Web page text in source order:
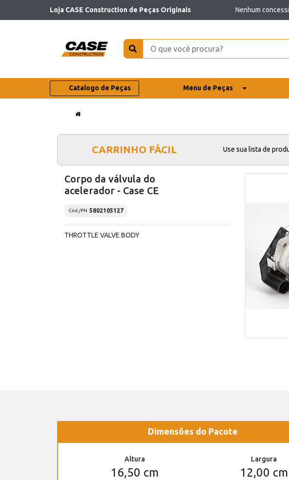
Loja CASE Construction de Peças Originais Nenhum
Catalogo de Peças Menu de Peças
CARRINHO FÁCIL Use sua lista de
Corpo da válvula do
acelerador - Case CE
Cód./PN 5802105127
THROTTLE VALVE BODY
Dimensões do Pacote
Altura
16,50 cm
Largura
12,00 cm